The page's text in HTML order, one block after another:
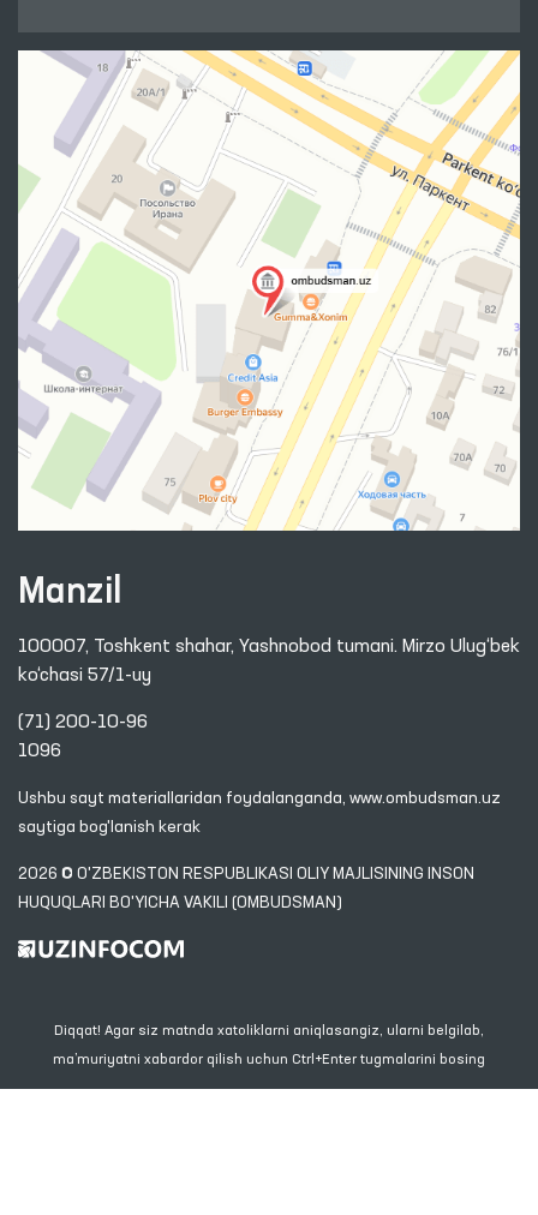
Manzil
100007, Toshkent shahar, Yashnobod tumani. Mirzo Ulug‘bek
ko‘chasi 57/1-uy
(71) 200-10-96
1096
Ushbu sayt materiallaridan foydalanganda, www.ombudsman.uz
saytiga bog'lanish kerak
2026 © O'ZBEKISTON RESPUBLIKASI OLIY MAJLISINING INSON
HUQUQLARI BO'YICHA VAKILI (OMBUDSMAN)
Diqqat! Agar siz matnda xatoliklarni aniqlasangiz, ularni belgilab,
ma’muriyatni xabardor qilish uchun Ctrl+Enter tugmalarini bosing